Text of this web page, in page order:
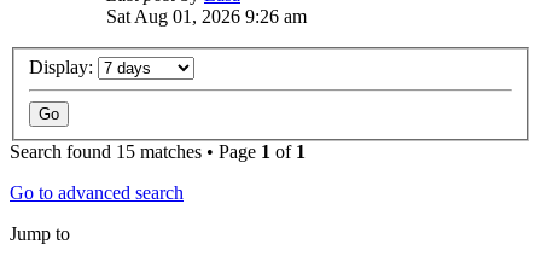
Sat Aug 01, 2026 9:26 am
Display:
Search found 15 matches • Page 1 of 1
Go to advanced search
Jump to